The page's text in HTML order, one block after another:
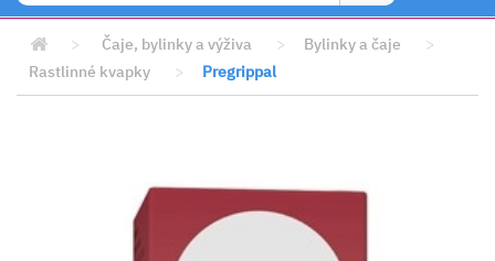
> Čaje, bylinky a výživa > Bylinky a čaje
>
Rastlinné kvapky
> Pregrippal